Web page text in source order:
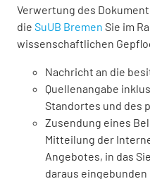
Verwertung des
die SuUB Bremen Sie im
wissenschaftlichen
Nachricht an die
Quellenangabe
Standortes und des
Zusendung eines
Mitteilung der
Angebotes, in das
daraus eingebunden